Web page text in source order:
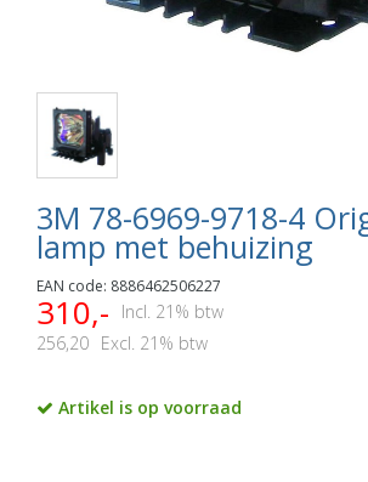
3M 78-6969-9718-4
lamp met behuizing
EAN code: 8886462506227
310,-
Incl. 21% btw
256,20 Excl. 21% btw
Artikel is op voorraad